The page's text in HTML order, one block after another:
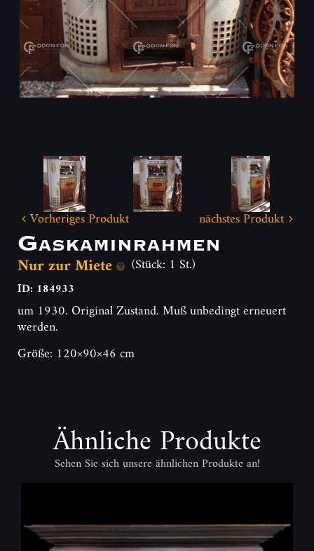
Vorheriges Produkt nächstes Produkt
Gas­kaminrahmen
Nur zur Miete (Stück: 1 St.)
ID: 184933
um 1930. Original Zustand. Muß unbedingt erneuert
werden.
Größe: 120×90×46 cm
Ähnliche Produkte
Sehen Sie sich unsere ähnlichen Produkte an!